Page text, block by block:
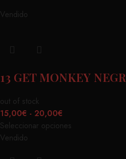
Vendido
13 GET MONKEY
out of stock
15,00€ - 20,00€
Seleccionar opciones
Vendido